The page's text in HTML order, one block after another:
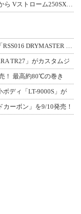
ゲル素材入りで快適＆足つき向上！ デイトナから Vストローム250SX用「快適ロ
アールエスタイチの新ライディングシューズ「RSS016 DRYMASTER スト
TR27」がカスタムジ
！ 最高約80℃の巻き
ボディ「LT-9000S」が
カーボン」を9/10発売！